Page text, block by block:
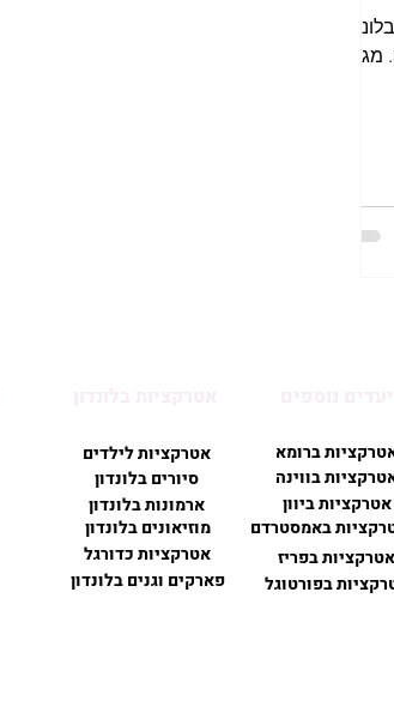
אטרקציות לילדים
ברומא
סיורים בלונדון
בווינה
ארמונות בלונדון
אטרקציות ביוון
מוזיאונים בלונדון
באמסטרדם
אטרקציות כדורגל
אטרקציות בפריז
פארקים וגנים בלונדון
בפורטוגל